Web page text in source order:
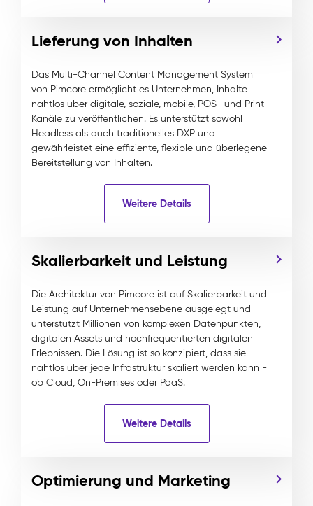
Lieferung von Inhalten
Das Multi-Channel Content Management System
von Pimcore ermöglicht es Unternehmen, Inhalte
nahtlos über digitale, soziale, mobile, POS- und Print-
Kanäle zu veröffentlichen. Es unterstützt sowohl
Headless als auch traditionelles DXP und
gewährleistet eine effiziente, flexible und überlegene
Bereitstellung von Inhalten.
Weitere Details
Skalierbarkeit und Leistung
Die Architektur von Pimcore ist auf Skalierbarkeit und
Leistung auf Unternehmensebene ausgelegt und
unterstützt Millionen von komplexen Datenpunkten,
digitalen Assets und hochfrequentierten digitalen
Erlebnissen. Die Lösung ist so konzipiert, dass sie
nahtlos über jede Infrastruktur skaliert werden kann -
ob Cloud, On-Premises oder PaaS.
Weitere Details
Optimierung und Marketing